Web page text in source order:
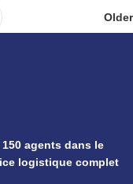
Older
agents dans le
logistique complet